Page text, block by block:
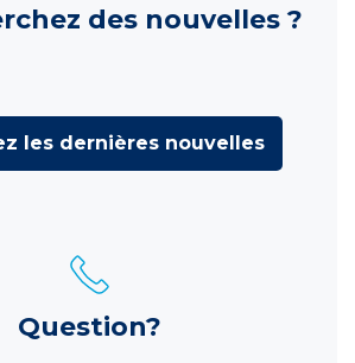
des nouvelles ?
les dernières nouvelles
Question?